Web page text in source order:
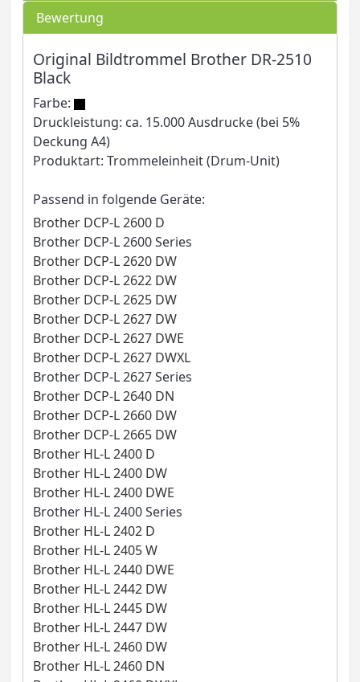
Bewertung
Original Bildtrommel Brother DR-2510
Black
Farbe:
Druckleistung: ca. 15.000 Ausdrucke (bei 5%
Deckung A4)
Produktart: Trommeleinheit (Drum-Unit)
Passend in folgende Geräte:
Brother DCP-L 2600 D
Brother DCP-L 2600 Series
Brother DCP-L 2620 DW
Brother DCP-L 2622 DW
Brother DCP-L 2625 DW
Brother DCP-L 2627 DW
Brother DCP-L 2627 DWE
Brother DCP-L 2627 DWXL
Brother DCP-L 2627 Series
Brother DCP-L 2640 DN
Brother DCP-L 2660 DW
Brother DCP-L 2665 DW
Brother HL-L 2400 D
Brother HL-L 2400 DW
Brother HL-L 2400 DWE
Brother HL-L 2400 Series
Brother HL-L 2402 D
Brother HL-L 2405 W
Brother HL-L 2440 DWE
Brother HL-L 2442 DW
Brother HL-L 2445 DW
Brother HL-L 2447 DW
Brother HL-L 2460 DW
Brother HL-L 2460 DN